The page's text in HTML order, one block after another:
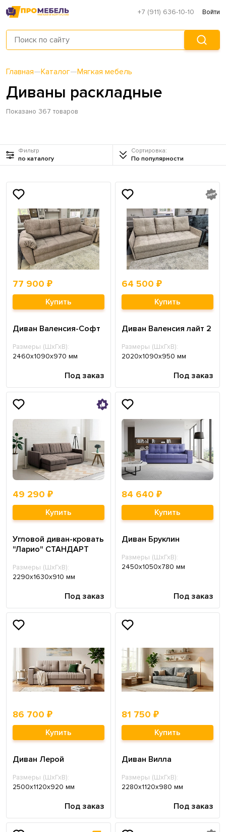
+7 (911) 636-10-10 Войти
Главная—Каталог—Мягкая мебель
Диваны раскладные
Показано 367 товаров
Фильтр
по каталогу
Сортировка:
По популярности
77 900 ₽
Купить
Диван Валенсия-Софт
Размеры (ШхГхВ):
2460х1090х970 мм
Под заказ
64 500 ₽
Купить
Диван Валенсия лайт 2
Размеры (ШхГхВ):
2020х1090х950 мм
Под заказ
49 290 ₽
Купить
Угловой диван-кровать
"Ларио" СТАНДАРТ
Размеры (ШхГхВ):
2290х1630х910 мм
Под заказ
84 640 ₽
Купить
Диван Бруклин
Размеры (ШхГхВ):
2450х1050х780 мм
Под заказ
86 700 ₽
Купить
Диван Лерой
Размеры (ШхГхВ):
2500х1120х920 мм
Под заказ
81 750 ₽
Купить
Диван Вилла
Размеры (ШхГхВ):
2280х1120х980 мм
Под заказ